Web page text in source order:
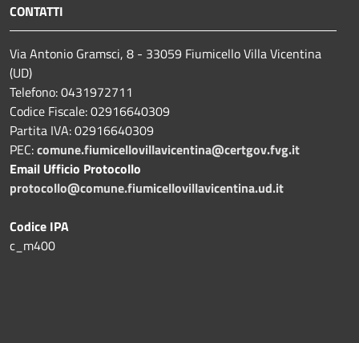
CONTATTI
Via Antonio Gramsci, 8 - 33059 Fiumicello Villa Vicentina
(UD)
Telefono: 0431972711
Codice Fiscale: 02916640309
Partita IVA: 02916640309
PEC:comune.fiumicellovillavicentina@certgov.fvg.it
Email Ufficio Protocollo
protocollo@comune.fiumicellovillavicentina.ud.it
Codice IPA
c_m400